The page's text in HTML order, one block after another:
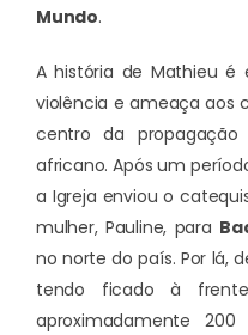
Mundo.
A história de Mathieu é
violência e ameaça aos
centro da
africano. Após um
a Igreja enviou o
mulher, Pauline, para
no norte do país. Por lá,
tendo ficado à
aproximadamente